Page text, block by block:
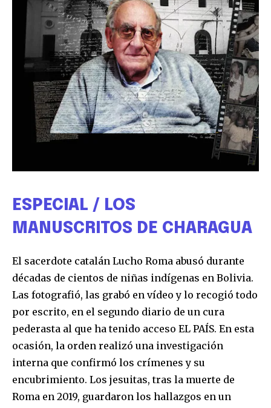
ESPECIAL / LOS
MANUSCRITOS DE CHARAGUA
El sacerdote catalán Lucho Roma abusó durante
décadas de cientos de niñas indígenas en Bolivia.
Las fotografió, las grabó en vídeo y lo recogió todo
por escrito, en el segundo diario de un cura
pederasta al que ha tenido acceso EL PAÍS. En esta
ocasión, la orden realizó una investigación
interna que confirmó los crímenes y su
encubrimiento. Los jesuitas, tras la muerte de
Roma en 2019, guardaron los hallazgos en un